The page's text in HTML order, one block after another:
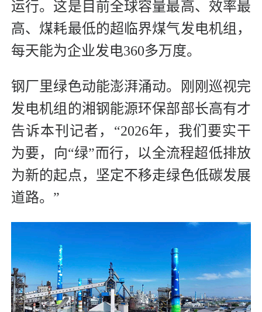
运行。这是目前全球容量最高、效率最
高、煤耗最低的超临界煤气发电机组，
每天能为企业发电360多万度。
钢厂里绿色动能澎湃涌动。刚刚巡视完
发电机组的湘钢能源环保部部长高有才
告诉本刊记者，“2026年，我们要实干
为要，向“绿”而行，以全流程超低排放
为新的起点，坚定不移走绿色低碳发展
道路。”